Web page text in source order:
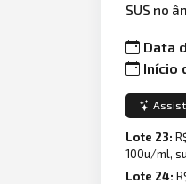
SUS no
Data
Início
Lote 23:
100u/ml,
Lote 24: